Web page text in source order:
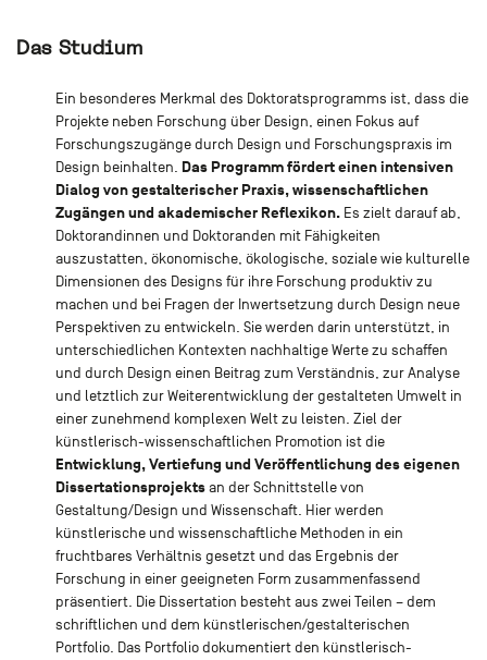
Das Studium
Ein besonderes Merkmal des Doktoratsprogramms ist, dass die
Projekte neben Forschung über Design, einen Fokus auf
Forschungszugänge durch Design und Forschungspraxis im
Design beinhalten. Das Programm fördert einen intensiven
Dialog von gestalterischer Praxis, wissenschaftlichen
Zugängen und akademischer Reflexikon.Es zielt darauf ab,
Doktorandinnen und Doktoranden mit Fähigkeiten
auszustatten, ökonomische, ökologische, soziale wie kulturelle
Dimensionen des Designs für ihre Forschung produktiv zu
machen und bei Fragen der Inwertsetzung durch Design neue
Perspektiven zu entwickeln. Sie werden darin unterstützt, in
unterschiedlichen Kontexten nachhaltige Werte zu schaffen
und durch Design einen Beitrag zum Verständnis, zur Analyse
und letztlich zur Weiterentwicklung der gestalteten Umwelt in
einer zunehmend komplexen Welt zu leisten. Ziel der
künstlerisch-wissenschaftlichen Promotion ist die
Entwicklung, Vertiefung und Veröffentlichung des eigenen
Dissertationsprojektsan der Schnittstelle von
Gestaltung/Design und Wissenschaft. Hier werden
künstlerische und wissenschaftliche Methoden in ein
fruchtbares Verhältnis gesetzt und das Ergebnis der
Forschung in einer geeigneten Form zusammenfassend
präsentiert. Die Dissertation besteht aus zwei Teilen – dem
schriftlichen und dem künstlerischen/gestalterischen
Portfolio. Das Portfolio dokumentiert den künstlerisch-